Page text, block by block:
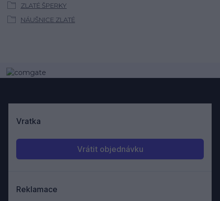
ZLATÉ ŠPERKY
NÁUŠNICE ZLATÉ